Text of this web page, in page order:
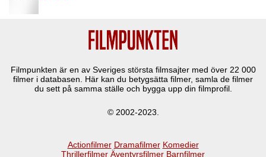
Filmpunkten är en av Sveriges största filmsajter med över 22 000
filmer i databasen. Här kan du betygsätta filmer, samla de filmer
du sett på samma ställe och bygga upp din filmprofil.
© 2002-2023.
Actionfilmer Dramafilmer Komedier
Thrillerfilmer Äventyrsfilmer Barnfilmer